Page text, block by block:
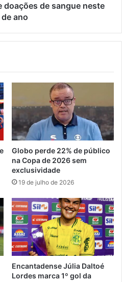
doações de sangue neste
ano
Globo perde 22% de público
na Copa de 2026 sem
exclusividade
19 de julho de 2026
Encantadense Júlia Daltoé
Lordes marca 1º gol da